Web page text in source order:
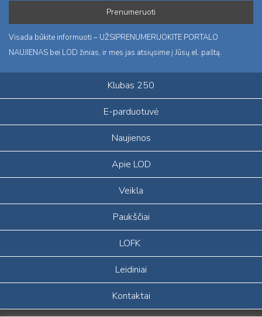
Visada būkite informuoti – UŽSIPRENUMERUOKITE PORTALO
NAUJIENAS bei LOD žinias, ir mes jas atsiųsime į Jūsų el. paštą.
Klubas 250
E-parduotuvė
Naujienos
Apie LOD
Veikla
Paukščiai
LOFK
Leidiniai
Kontaktai